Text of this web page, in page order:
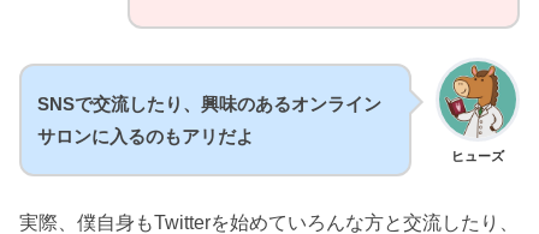
ヒューズ
SNSで交流したり、興味のあるオンライン
サロンに入るのもアリだよ
実際、僕自身もTwitterを始めていろんな方と交流したり、